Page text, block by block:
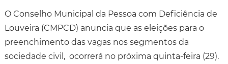
O Conselho Municipal da Pessoa com Deficiência de
Louveira (CMPCD) anuncia que as eleições para o
preenchimento das vagas nos segmentos da
sociedade civil, ocorrerá no próxima quinta-feira (29).